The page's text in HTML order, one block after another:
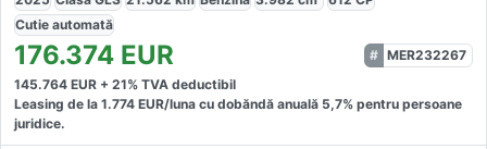
Cutie automată
176.374 EUR
MER232267
145.764 EUR + 21% TVA deductibil
Leasing de la 1.774 EUR/luna cu dobăndă anuală 5,7% pentru persoane
juridice.